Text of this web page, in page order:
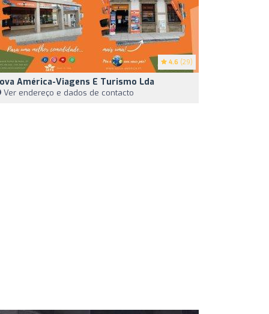
4.6 (29)
América-Viagens E Turismo Lda
Ver endereço e dados de contacto